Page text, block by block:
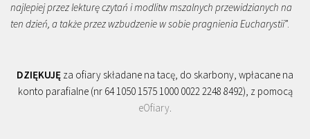
najlepiej przez lekturę czytań i modlitw mszalnych przewidzianych na
ten dzień, a także przez wzbudzenie w sobie pragnienia Eucharystii”.
DZIĘKUJĘ za ofiary składane na tacę, do skarbony, wpłacane na
konto parafialne (nr 64 1050 1575 1000 0022 2248 8492), z pomocą
eOfiary.